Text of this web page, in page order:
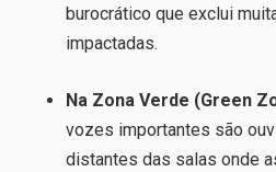
burocrático que exclui
impactadas.
Na Zona Verde (Green
vozes importantes são
distantes das salas onde